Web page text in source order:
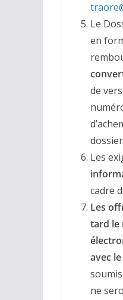
Le
en
de
Les
cadre
Les
tard le
avec
ne